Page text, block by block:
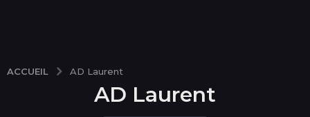
ACCUEIL AD Laurent
AD Laurent